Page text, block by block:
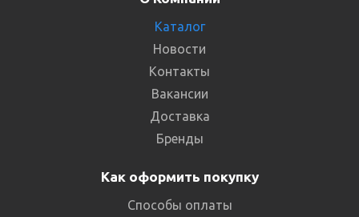
Каталог
Новости
Контакты
Вакансии
Доставка
Бренды
Как оформить покупку
Способы оплаты